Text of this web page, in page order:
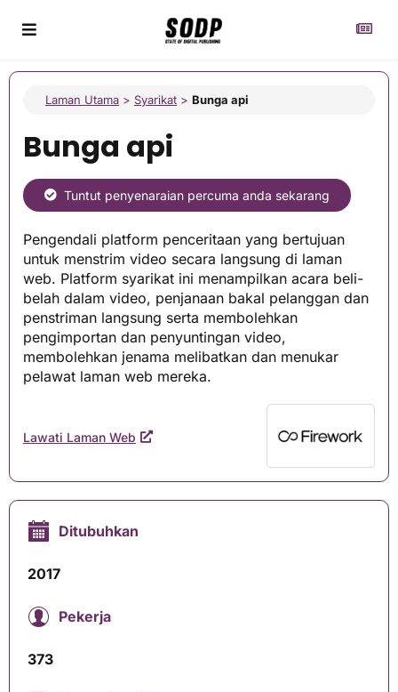
Laman Utama > Syarikat > Bunga api
Bunga api
Tuntut penyenaraian percuma anda sekarang
Pengendali platform penceritaan yang bertujuan
untuk menstrim video secara langsung di laman
web. Platform syarikat ini menampilkan acara beli-
belah dalam video, penjanaan bakal pelanggan dan
penstriman langsung serta membolehkan
pengimportan dan penyuntingan video,
membolehkan jenama melibatkan dan menukar
pelawat laman web mereka.
Lawati Laman Web
Ditubuhkan
2017
Pekerja
373